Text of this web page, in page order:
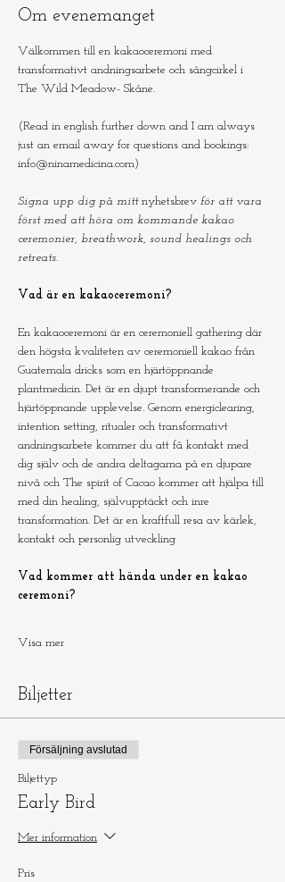
Om evenemanget
Välkommen till en kakaoceremoni med
transformativt andningsarbete och sångcirkel i
The Wild Meadow- Skåne.
(Read in english further down and I am always
just an email away for questions and bookings:
info@ninamedicina.com)
Signa upp dig på mitt nyhetsbrev för att vara
först med att höra om kommande kakao
ceremonier, breathwork, sound healings och
retreats.
Vad är en kakaoceremoni?
En kakaoceremoni är en ceremoniell gathering där
den högsta kvaliteten av ceremoniell kakao från
Guatemala dricks som en hjärtöppnande
plantmedicin. Det är en djupt transformerande och
hjärtöppnande upplevelse. Genom energiclearing,
intention setting, ritualer och transformativt
andningsarbete kommer du att få kontakt med
dig själv och de andra deltagarna på en djupare
nivå och The spirit of Cacao kommer att hjälpa till
med din healing, självupptäckt och inre
transformation. Det är en kraftfull resa av kärlek,
kontakt och personlig utveckling
Vad kommer att hända under en kakao
ceremoni?
Visa mer
Biljetter
Försäljning avslutad
Biljettyp
Early Bird
Mer information
Pris